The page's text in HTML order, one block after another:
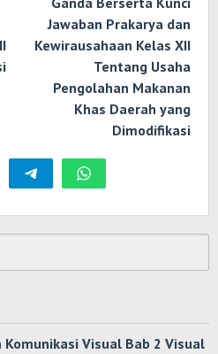
Jawaban Prakarya dan
Kewirausahaan Kelas XII
Tentang Usaha
Pengolahan Makanan
Khas Daerah yang
Dimodifikasi
Visual Bab 2 Visual